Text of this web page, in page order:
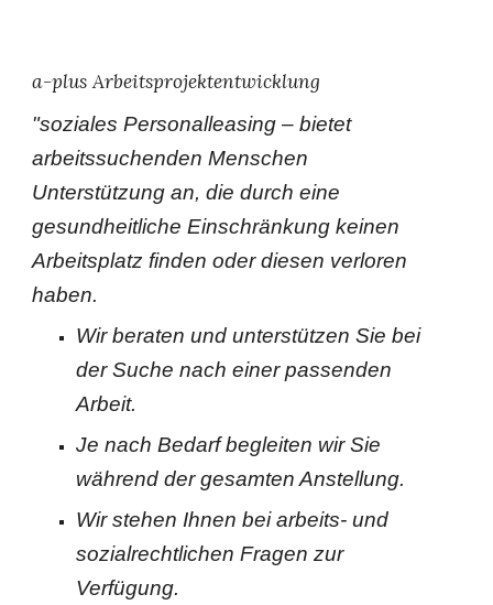
a-plus Arbeitsprojektentwicklung
"soziales Personalleasing – bietet
arbeitssuchenden Menschen
Unterstützung an, die durch eine
gesundheitliche Einschränkung keinen
Arbeitsplatz finden oder diesen verloren
haben.
Wir beraten und unterstützen Sie bei
der Suche nach einer passenden
Arbeit.
Je nach Bedarf begleiten wir Sie
während der gesamten Anstellung.
Wir stehen Ihnen bei arbeits- und
sozialrechtlichen Fragen zur
Verfügung.